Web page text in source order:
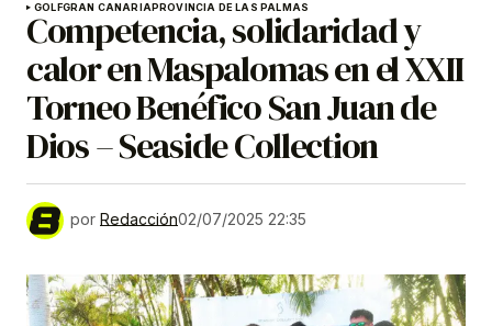
GOLFGRAN CANARIAPROVINCIA DE LAS PALMAS
Competencia, solidaridad y
calor en Maspalomas en el XXII
Torneo Benéfico San Juan de
Dios – Seaside Collection
por Redacción02/07/2025 22:35